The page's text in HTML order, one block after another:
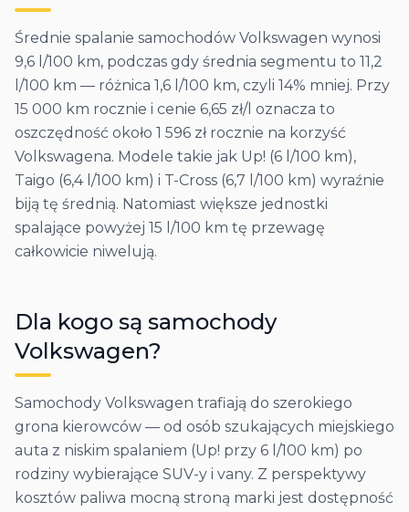
Średnie spalanie samochodów Volkswagen wynosi
9,6 l/100 km, podczas gdy średnia segmentu to 11,2
l/100 km — różnica 1,6 l/100 km, czyli 14% mniej. Przy
15 000 km rocznie i cenie 6,65 zł/l oznacza to
oszczędność około 1 596 zł rocznie na korzyść
Volkswagena. Modele takie jak Up! (6 l/100 km),
Taigo (6,4 l/100 km) i T-Cross (6,7 l/100 km) wyraźnie
biją tę średnią. Natomiast większe jednostki
spalające powyżej 15 l/100 km tę przewagę
całkowicie niwelują.
Dla kogo są samochody
Volkswagen?
Samochody Volkswagen trafiają do szerokiego
grona kierowców — od osób szukających miejskiego
auta z niskim spalaniem (Up! przy 6 l/100 km) po
rodziny wybierające SUV-y i vany. Z perspektywy
kosztów paliwa mocną stroną marki jest dostępność